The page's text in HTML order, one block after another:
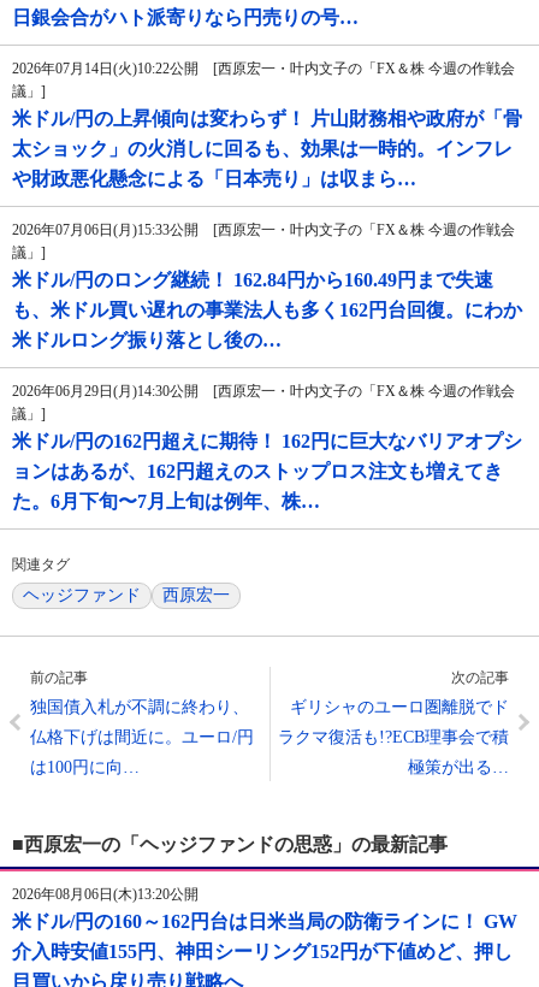
日銀会合がハト派寄りなら円売りの号…
2026年07月14日(火)10:22公開 [西原宏一・叶内文子の「FX＆株 今週の作戦会
議」]
米ドル/円の上昇傾向は変わらず！ 片山財務相や政府が「骨
太ショック」の火消しに回るも、効果は一時的。インフレ
や財政悪化懸念による「日本売り」は収まら…
2026年07月06日(月)15:33公開 [西原宏一・叶内文子の「FX＆株 今週の作戦会
議」]
米ドル/円のロング継続！ 162.84円から160.49円まで失速
も、米ドル買い遅れの事業法人も多く162円台回復。にわか
米ドルロング振り落とし後の…
2026年06月29日(月)14:30公開 [西原宏一・叶内文子の「FX＆株 今週の作戦会
議」]
米ドル/円の162円超えに期待！ 162円に巨大なバリアオプシ
ョンはあるが、162円超えのストップロス注文も増えてき
た。6月下旬〜7月上旬は例年、株…
関連タグ
ヘッジファンド 西原宏一
前の記事
独国債入札が不調に終わり、
仏格下げは間近に。ユーロ/円
は100円に向…
次の記事
ギリシャのユーロ圏離脱でド
ラクマ復活も!?ECB理事会で積
極策が出る…
■西原宏一の「ヘッジファンドの思惑」の最新記事
2026年08月06日(木)13:20公開
米ドル/円の160～162円台は日米当局の防衛ラインに！ GW
介入時安値155円、神田シーリング152円が下値めど、押し
目買いから戻り売り戦略へ